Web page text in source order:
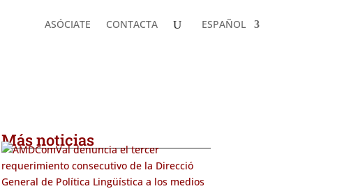
ASÓCIATE CONTACTA
ESPAÑOL
Más noticias